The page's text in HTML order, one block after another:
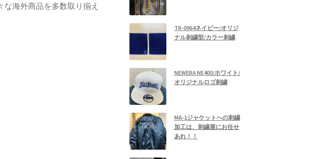
な海外商品を多数取り揃え
TR-0964ネイビー/オリジ
ナル刺繍型/カラー刺繍
NEWERA NE400/ホワイト/
オリジナルロゴ刺繍
MA-1ジャケットへの刺繍
加工は、刺繍屋にお任せ
あれ！！